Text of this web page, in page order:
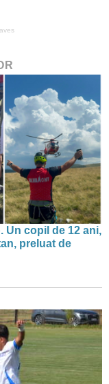
Un copil de 12 ani,
preluat de